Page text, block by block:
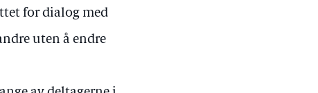
for dialog med
uten å endre